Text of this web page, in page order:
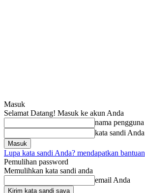
Masuk
Selamat Datang! Masuk ke akun Anda
nama pengguna
kata sandi Anda
Lupa kata sandi Anda? mendapatkan bantuan
Pemulihan password
Memulihkan kata sandi anda
email Anda